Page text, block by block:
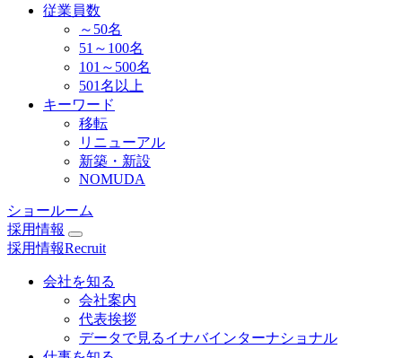
従業員数
～50名
51～100名
101～500名
501名以上
キーワード
移転
リニューアル
新築・新設
NOMUDA
ショールーム
採用情報
採用情報Recruit
会社を知る
会社案内
代表挨拶
データで見るイナバインターナショナル